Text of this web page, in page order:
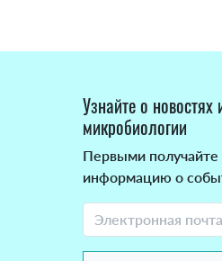
Узнайте о новостях
микробиологии
Первыми получайте
информацию о